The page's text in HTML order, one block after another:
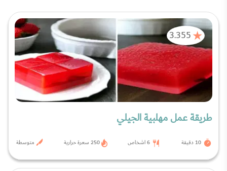
3.355
طريقة عمل مهلبية الجيلي
10 دقيقة 6 اشخاص 250 سعرة حرارية متوسطة